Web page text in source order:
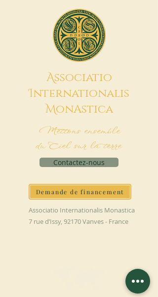
Associatio
Internationalis
MonAstica
Mettons ensemble
du Ciel sur la terre
Contactez-nous
Demande de financement
Associatio Internationalis Monastica
7 rue d’Issy, 92170 Vanves - France